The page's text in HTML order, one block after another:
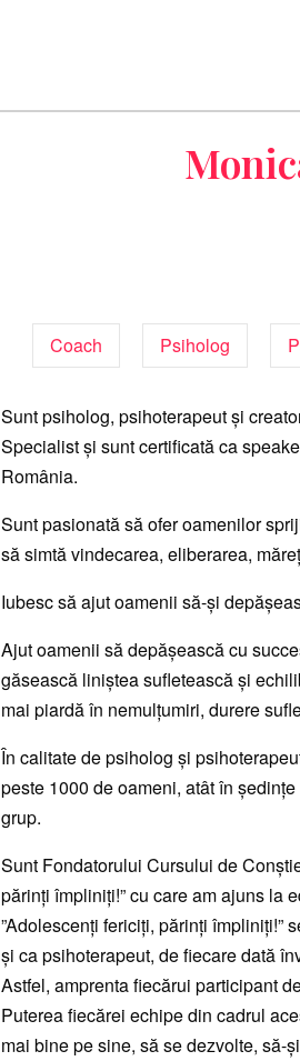
Coach Psiholog
Sunt psiholog, psihoterapeut și
Specialist și sunt certificată ca
România.
Sunt pasionată să ofer oamenilor
să simtă vindecarea, eliberarea,
Iubesc să ajut oamenii să-și
Ajut oamenii să depășească cu
găsească liniștea sufletească și
mai piardă în nemulțumiri, durere
În calitate de psiholog și
peste 1000 de oameni, atât în
grup.
Sunt Fondatorului Cursului de
părinți împliniți!” cu care am ajuns la
”Adolescenți fericiți, părinți împliniți!”
și ca psihoterapeut, de fiecare dată
Astfel, amprenta fiecărui participant
Puterea fiecărei echipe din cadrul
mai bine pe sine, să se dezvolte, să-